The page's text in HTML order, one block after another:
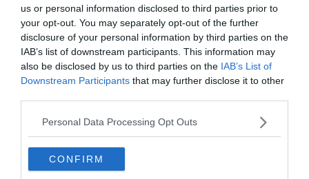
us or personal information disclosed to third parties prior to
your opt-out. You may separately opt-out of the further
disclosure of your personal information by third parties on the
IAB’s list of downstream participants. This information may
also be disclosed by us to third parties on the IAB’s List of
Downstream Participants that may further disclose it to other
Personal Data Processing Opt Outs
CONFIRM
MONDO
Firmato patto sulla difesa tra Turchia,
Arabia Saudita e Pakistan